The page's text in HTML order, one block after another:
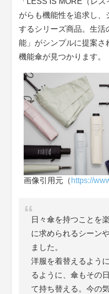
がらも機能性を追求し、
するシリーズ商品。生
能」がシンプルに提案
機能傘が見つかります。
画像引用元（ https://
日々傘を持つことを
に求められるシーン
ました。
洋服を着替えるよう
るように、傘もその
て持ち替える。今の